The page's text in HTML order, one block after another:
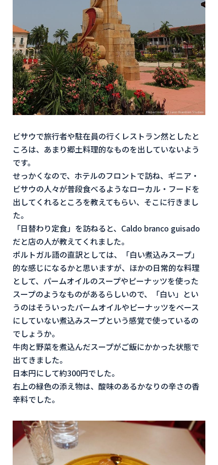
ビサウで旅行者や駐在員の行くレストラン然としたと
ころは、あまり郷土料理的なものを出していないよう
です。
せっかくなので、ホテルのフロントで訪ね、ギニア・
ビサウの人々が普段食べるようなローカル・フードを
出してくれるところを教えてもらい、そこに行きまし
た。
「日替わり定食」を訪ねると、Caldo branco guisado
だと店の人が教えてくれました。
ポルトガル語の直訳としては、「白い煮込みスープ」
的な感じになるかと思いますが、ほかの日常的な料理
として、パームオイルのスープやピーナッツを使った
スープのようなものがあるらしいので、「白い」とい
うのはそういったパームオイルやピーナッツをベース
にしていない煮込みスープという感覚で使っているの
でしょうか。
牛肉と野菜を煮込んだスープがご飯にかかった状態で
出てきました。
日本円にして約300円でした。
右上の緑色の添え物は、酸味のあるかなりの辛さの香
辛料でした。